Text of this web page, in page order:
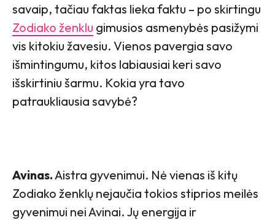
savaip, tačiau faktas lieka faktu – po skirtingu
Zodiako ženklu gimusios asmenybės pasižymi
vis kitokiu žavesiu. Vienos pavergia savo
išmintingumu, kitos labiausiai keri savo
išskirtiniu šarmu. Kokia yra tavo
patraukliausia savybė?
Avinas.Aistra gyvenimui. Nė vienas iš kitų
Zodiako ženklų nejaučia tokios stiprios meilės
gyvenimui nei Avinai. Jų energija ir